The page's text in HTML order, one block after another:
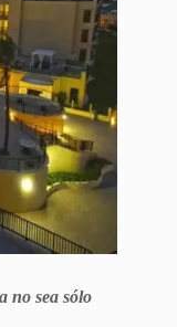
no sea sólo